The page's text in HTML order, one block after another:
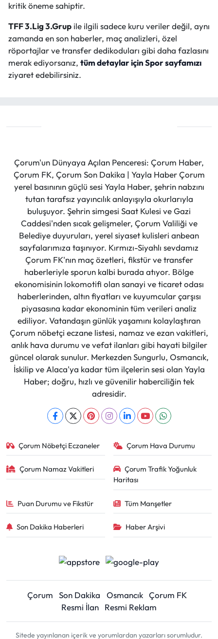
kritik öneme sahiptir.
TFF 3.Lig 3.Grup ile ilgili sadece kuru veriler değil, aynı
zamanda en son haberler, maç analizleri, özel
röportajlar ve transfer dedikoduları gibi daha fazlasını
merak ediyorsanız, tüm detaylar için Spor sayfamızı
ziyaret edebilirsiniz.
Çorum'un Dünyaya Açılan Penceresi: Çorum Haber,
Çorum FK, Çorum Son Dakika | Yayla Haber Çorum
yerel basınının güçlü sesi Yayla Haber, şehrin nabzını
tutan tarafsız yayıncılık anlayışıyla okurlarıyla
buluşuyor. Şehrin simgesi Saat Kulesi ve Gazi
Caddesi'nden sıcak gelişmeler, Çorum Valiliği ve
Belediye duyuruları, yerel siyaset kulisleri anbean
sayfalarımıza taşınıyor. Kırmızı-Siyahlı sevdamız
Çorum FK'nın maç özetleri, fikstür ve transfer
haberleriyle sporun kalbi burada atıyor. Bölge
ekonomisinin lokomotifi olan sanayi ve ticaret odası
haberlerinden, altın fiyatları ve kuyumcular çarşısı
piyasasına kadar ekonominin tüm verileri analiz
ediliyor. Vatandaşın günlük yaşamını kolaylaştıran
Çorum nöbetçi eczane listesi, namaz ve ezan vakitleri,
anlık hava durumu ve vefat ilanları gibi hayati bilgiler
güncel olarak sunulur. Merkezden Sungurlu, Osmancık,
İskilip ve Alaca'ya kadar tüm ilçelerin sesi olan Yayla
Haber; doğru, hızlı ve güvenilir haberciliğin tek
adresidir.
Çorum Nöbetçi Eczaneler Çorum Hava Durumu
Çorum Namaz Vakitleri
Çorum Trafik Yoğunluk
Haritası
Puan Durumu ve Fikstür Tüm Manşetler
Son Dakika Haberleri Haber Arşivi
Çorum Son Dakika Osmancık Çorum FK
Resmi İlan
Resmi Reklam
Sitede yayınlanan içerik ve yorumlardan yazarları sorumludur.